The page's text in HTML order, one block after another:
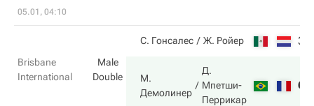
05.01, 04:10
Brisbane
International
Male
Double
С. Гонсалес Ж. Ройер 3
М.
Демолинер
Д.
Мпетши-
Перрикар
6